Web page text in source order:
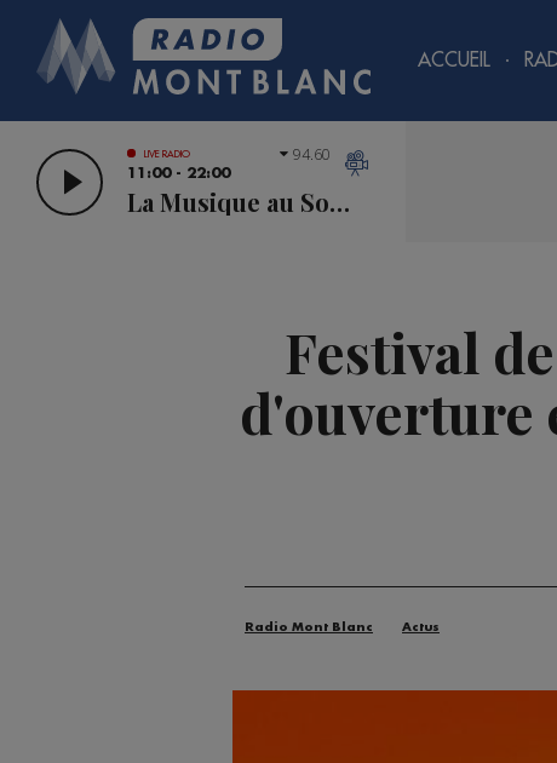
ACCUEIL
LIVE RADIO
11:00 - 22:00
La Musique au Sommet
94.60
Festival
d'ouverture
Radio Mont Blanc Actus